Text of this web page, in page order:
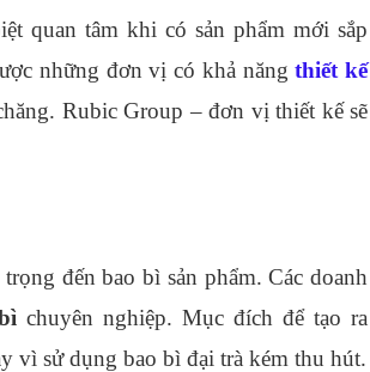
quan tâm khi có sản phẩm mới sắp
những đơn vị có khả năngthiết kế
Rubic Group – đơn vị thiết kế sẽ
đến bao bì sản phẩm. Các doanh
chuyên nghiệp. Mục đích để tạo ra
vì sử dụng bao bì đại trà kém thu hút.